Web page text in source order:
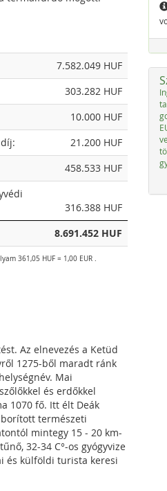
7.582.049 HUF
303.282 HUF
10.000 HUF
21.200 HUF
458.533 HUF
316.388 HUF
8.691.452 HUF
361,05 HUF = 1,00 EUR .
Az elnevezés a Ketüd
1275-ből maradt ránk
Mai
és erdőkkel
1070 fő. Itt élt Deák
természeti
mintegy 15 - 20 km-
32-34 C°-os gyógyvize
és külföldi turista keresi